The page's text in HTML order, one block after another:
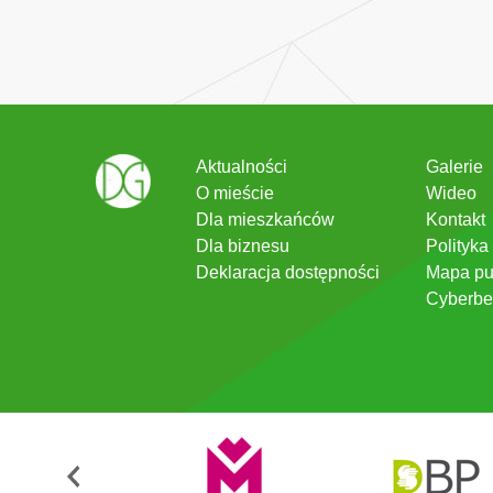
Aktualności
O mieście
Dla mieszkańców
Dla biznesu
Deklaracja dostępności
Galerie
Wideo
Kontakt
Mapa